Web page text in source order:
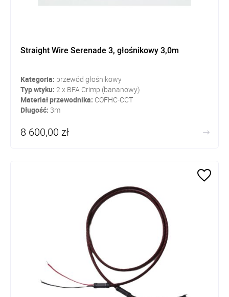
Straight Wire Serenade 3, głośnikowy 3,0m
Kategoria: przewód głośnikowy
Typ wtyku: 2 x BFA Crimp (bananowy)
Materiał przewodnika: COFHC-CCT
Długość: 3m
8 600,00 zł